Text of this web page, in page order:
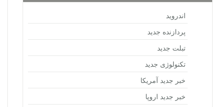
اندروید
پردازنده جدید
تبلت جدید
تکنولوژی جدید
خبر جدید آمریکا
خبر جدید اروپا